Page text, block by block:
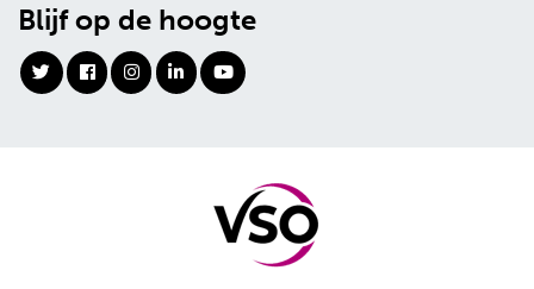
Blijf op de hoogte